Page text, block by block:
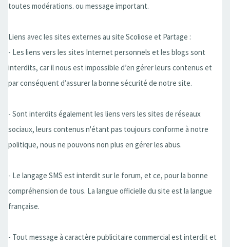
toutes modérations. ou message important.
Liens avec les sites externes au site Scoliose et Partage :
- Les liens vers les sites Internet personnels et les blogs sont
interdits, car il nous est impossible d’en gérer leurs contenus et
par conséquent d’assurer la bonne sécurité de notre site.
- Sont interdits également les liens vers les sites de réseaux
sociaux, leurs contenus n'étant pas toujours conforme à notre
politique, nous ne pouvons non plus en gérer les abus.
- Le langage SMS est interdit sur le forum, et ce, pour la bonne
compréhension de tous. La langue officielle du site est la langue
française.
- Tout message à caractère publicitaire commercial est interdit et